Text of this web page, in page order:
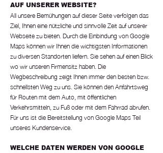
AUF UNSERER WEBSITE?
All unsere Bemühungen auf dieser Seite verfolgen das
Ziel, Ihnen eine nützliche und sinnvolle Zeit auf unserer
Webseite zu bieten. Durch die Einbindung von Google
Maps können wir Ihnen die wichtigsten Informationen
zu diversen Standorten liefern. Sie sehen auf einen Blick
wo wir unseren Firmensitz haben. Die
Wegbeschreibung zeigt Ihnen immer den besten bzw.
schnellsten Weg zu uns. Sie können den Anfahrtsweg
für Routen mit dem Auto, mit öffentlichen
Verkehrsmitteln, zu Fuß oder mit dem Fahrrad abrufen.
Für uns ist die Bereitstellung von Google Maps Teil
unseres Kundenservice.
WELCHE DATEN WERDEN VON GOOGLE